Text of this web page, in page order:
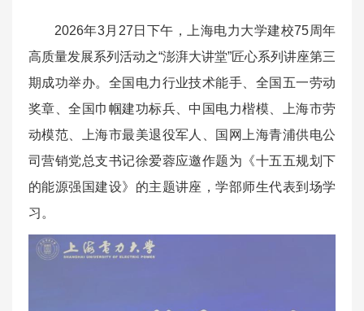
2026年3月27日下午，上海电力大学建校75周年
高质量发展系列活动之“澎湃大讲堂”匠心系列讲座第三
期成功举办。全国电力行业技术能手、全国五一劳动
奖章、全国巾帼建功标兵、中国电力楷模、上海市劳
动模范、上海市最美退役军人、国网上海青浦供电公
司营销党总支书记徐爱蓉应邀作题为《十五五规划下
的能源强国建设》的主题讲座，学部师生代表到场学
习。